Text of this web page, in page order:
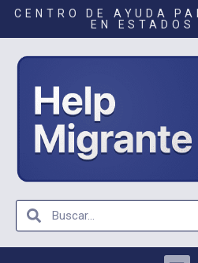
CENTRO DE AYUDA
EN ESTADOS